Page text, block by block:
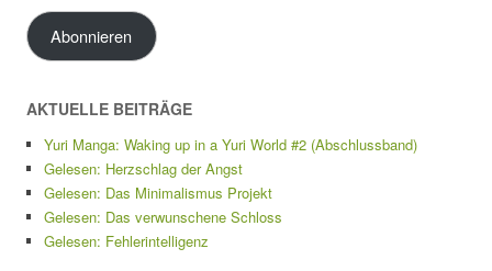
Adresse
Abonnieren
AKTUELLE BEITRÄGE
Yuri Manga: Waking up in a Yuri World #2 (Abschlussband)
Gelesen: Herzschlag der Angst
Gelesen: Das Minimalismus Projekt
Gelesen: Das verwunschene Schloss
Gelesen: Fehlerintelligenz